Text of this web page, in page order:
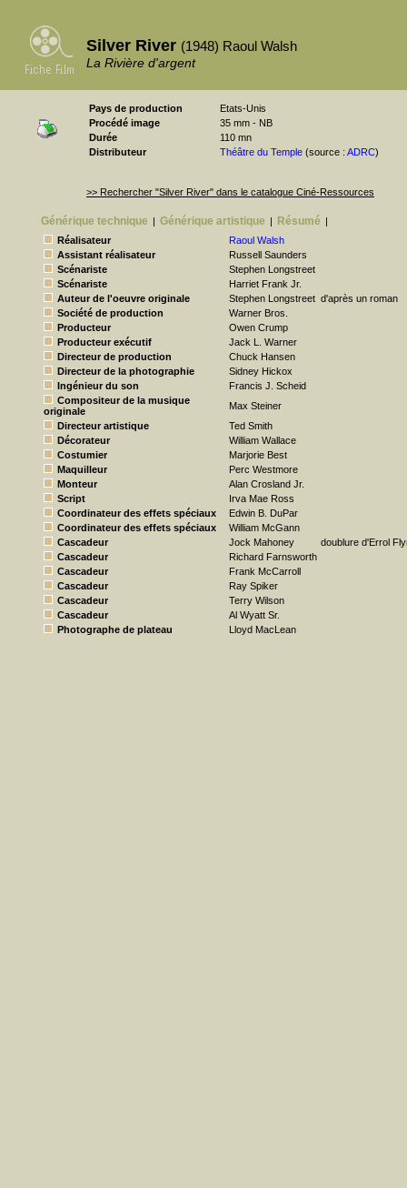
Silver River (1948) Raoul Walsh
La Rivière d'argent
Pays de production
Etats-Unis
Procédé image
35 mm - NB
Durée
110 mn
Distributeur
Théâtre du Temple (source : ADRC)
>> Rechercher "Silver River" dans le catalogue Ciné-Ressources
Générique technique | Générique artistique | Résumé |
Réalisateur
Raoul Walsh
Assistant réalisateur
Russell Saunders
Scénariste
Stephen Longstreet
Scénariste
Harriet Frank Jr.
Auteur de l'oeuvre originale
Stephen Longstreet d'après un roman
Société de production
Warner Bros.
Producteur
Owen Crump
Producteur exécutif
Jack L. Warner
Directeur de production
Chuck Hansen
Directeur de la photographie
Sidney Hickox
Ingénieur du son
Francis J. Scheid
Compositeur de la musique
originale
Max Steiner
Directeur artistique
Ted Smith
Décorateur
William Wallace
Costumier
Marjorie Best
Maquilleur
Perc Westmore
Monteur
Alan Crosland Jr.
Script
Irva Mae Ross
Coordinateur des effets spéciaux
Edwin B. DuPar
Coordinateur des effets spéciaux
William McGann
Cascadeur
Jock Mahoney
doublure d'Errol
Cascadeur
Richard Farnsworth
Cascadeur
Frank McCarroll
Cascadeur
Ray Spiker
Cascadeur
Terry Wilson
Cascadeur
Al Wyatt Sr.
Photographe de plateau
Lloyd MacLean